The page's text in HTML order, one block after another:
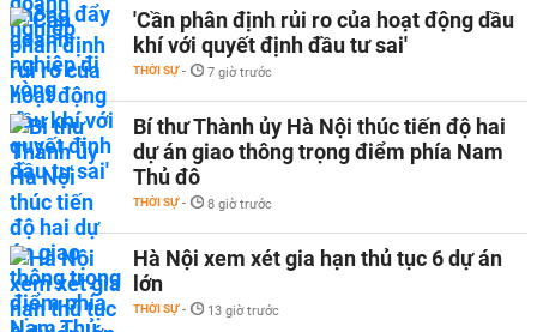
'Cần phân định rủi ro của hoạt động dầu
khí với quyết định đầu tư sai'
THỜI SỰ - 7 giờ trước
Bí thư Thành ủy Hà Nội thúc tiến độ hai
dự án giao thông trọng điểm phía Nam
Thủ đô
THỜI SỰ - 8 giờ trước
Hà Nội xem xét gia hạn thủ tục 6 dự án
lớn
THỜI SỰ - 13 giờ trước